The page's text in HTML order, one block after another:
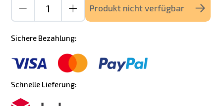
Produkt nicht verfügbar
Sichere Bezahlung:
Schnelle Lieferung: